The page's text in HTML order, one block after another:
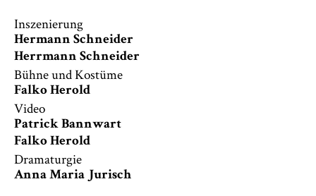
Inszenierung
Hermann Schneider
Herrmann Schneider
Bühne und Kostüme
Falko Herold
Video
Patrick Bannwart
Falko Herold
Dramaturgie
Anna Maria Jurisch